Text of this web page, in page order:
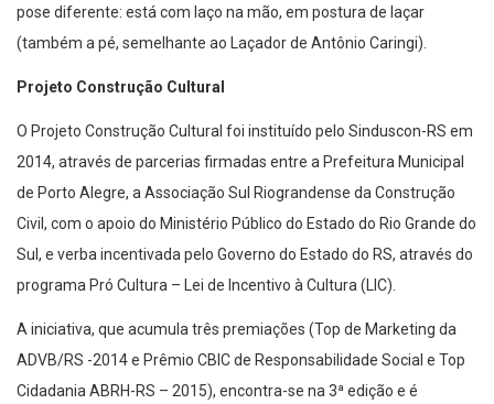
pose diferente: está com laço na mão, em postura de laçar
(também a pé, semelhante ao Laçador de Antônio Caringi).
Projeto Construção Cultural
O Projeto Construção Cultural foi instituído pelo Sinduscon-RS em
2014, através de parcerias firmadas entre a Prefeitura Municipal
de Porto Alegre, a Associação Sul Riograndense da Construção
Civil, com o apoio do Ministério Público do Estado do Rio Grande do
Sul, e verba incentivada pelo Governo do Estado do RS, através do
programa Pró Cultura – Lei de Incentivo à Cultura (LIC).
A iniciativa, que acumula três premiações (Top de Marketing da
ADVB/RS -2014 e Prêmio CBIC de Responsabilidade Social e Top
Cidadania ABRH-RS – 2015), encontra-se na 3ª edição e é